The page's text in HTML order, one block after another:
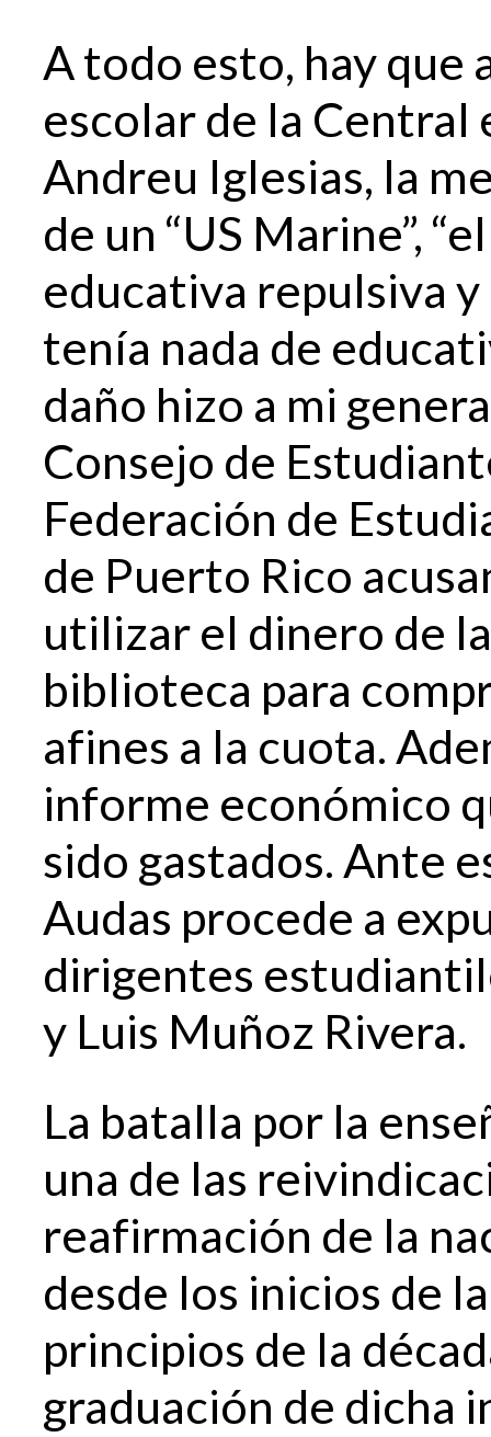
A todo esto, hay
escolar de la Central
Andreu Iglesias, la
de un “US Marine”,
educativa repulsiva
tenía nada de
daño hizo a mi
Consejo de
Federación de
de Puerto Rico
utilizar el dinero de
biblioteca para
afines a la cuota.
informe económico
sido gastados. Ante
Audas procede a
dirigentes
y Luis Muñoz Rivera.
La batalla por la
una de las
reafirmación de la
desde los inicios de
principios de la
graduación de dicha